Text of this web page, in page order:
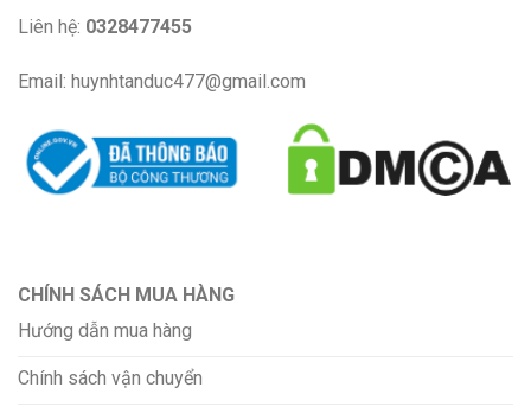
Liên hệ: 0328477455
Email: huynhtanduc477@gmail.com
CHÍNH SÁCH MUA HÀNG
Hướng dẫn mua hàng
Chính sách vận chuyển